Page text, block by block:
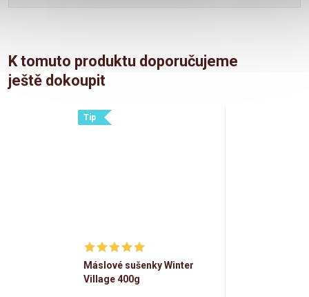
K tomuto produktu doporučujeme
ještě dokoupit
Tip
Máslové sušenky Winter
Village 400g